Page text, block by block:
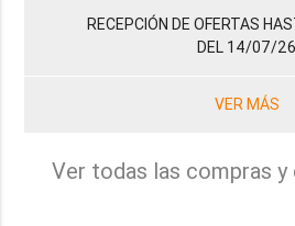
RECEPCIÓN DE OFERTAS
DEL 14/07/26
VER MÁS
Ver todas las compras